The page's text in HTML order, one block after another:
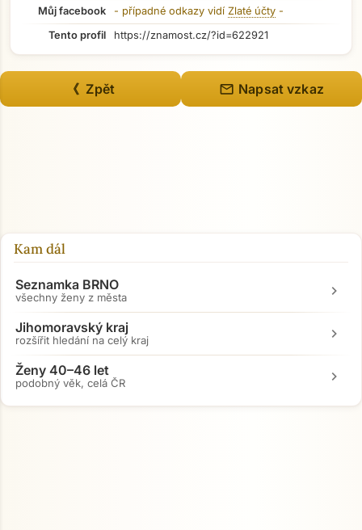
Přejít na hlavní obsah
Můj facebook
- případné odkazy vidí Zlaté účty -
Tento profil
https://znamost.cz/?id=622921
《 Zpět mail Napsat vzkaz
Kam dál
Seznamka BRNO
všechny ženy z města chevron_right
Jihomoravský kraj
rozšířit hledání na celý kraj chevron_right
Ženy 40–46 let
podobný věk, celá ČR chevron_right